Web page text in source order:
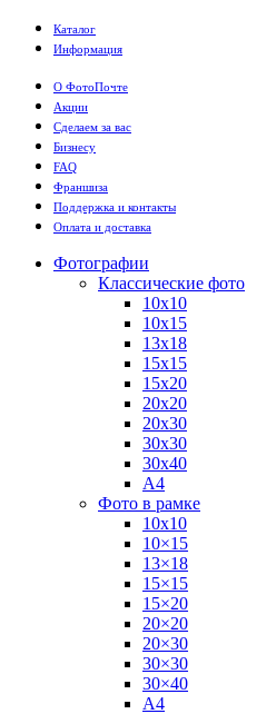
Каталог
Информация
О ФотоПочте
Акции
Сделаем за вас
Бизнесу
FAQ
Франшиза
Поддержка и контакты
Оплата и доставка
Фотографии
Классические фото
10х10
10х15
13х18
15х15
15х20
20х20
20х30
30х30
30х40
А4
Фото в рамке
10х10
10×15
13×18
15×15
15×20
20×20
20×30
30×30
30×40
A4